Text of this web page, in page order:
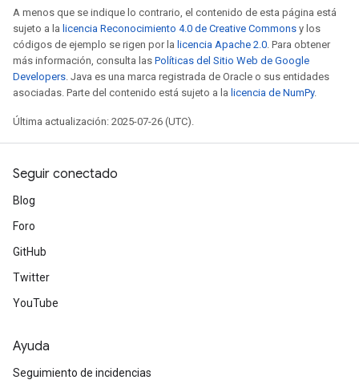
A menos que se indique lo contrario, el contenido de esta página está
sujeto a la licencia Reconocimiento 4.0 de Creative Commons y los
códigos de ejemplo se rigen por la licencia Apache 2.0. Para obtener
más información, consulta las Políticas del Sitio Web de Google
Developers. Java es una marca registrada de Oracle o sus entidades
asociadas. Parte del contenido está sujeto a la licencia de NumPy.
Última actualización: 2025-07-26 (UTC).
Seguir conectado
Blog
Foro
GitHub
Twitter
YouTube
Ayuda
Seguimiento de incidencias